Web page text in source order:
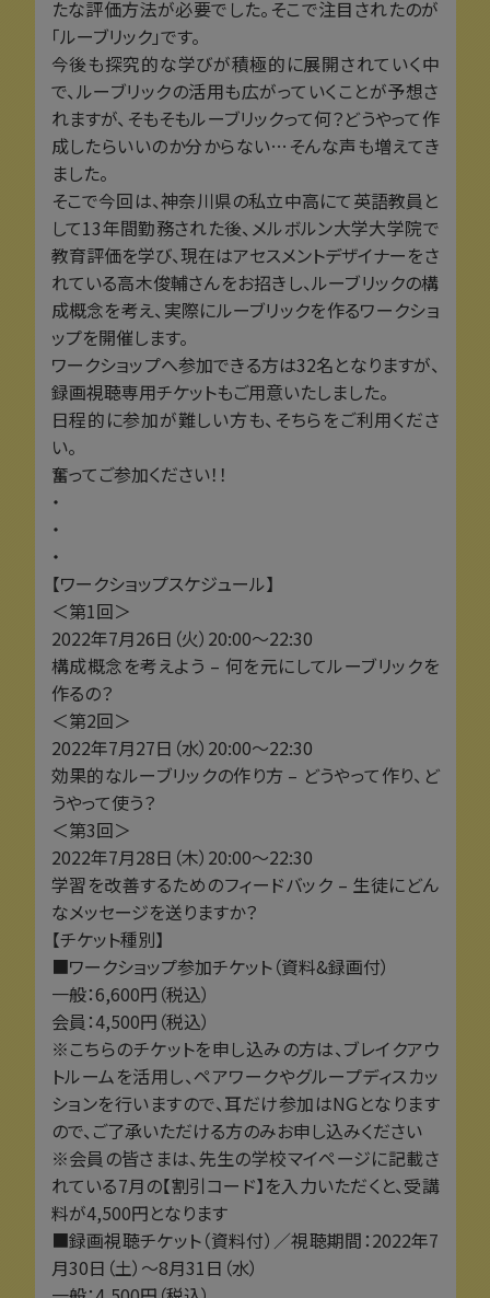
たな評価方法が必要でした。そこで注目されたのが
「ルーブリック」です。
今後も探究的な学びが積極的に展開されていく中
で、ルーブリックの活用も広がっていくことが予想さ
れますが、そもそもルーブリックって何？どうやって作
成したらいいのか分からない…そんな声も増えてき
ました。
そこで今回は、神奈川県の私立中高にて英語教員と
して13年間勤務された後、メルボルン大学大学院で
教育評価を学び、現在はアセスメントデザイナーをさ
れている高木俊輔さんをお招きし、ルーブリックの構
成概念を考え、実際にルーブリックを作るワークショ
ップを開催します。
ワークショップへ参加できる方は32名となりますが、
録画視聴専用チケットもご用意いたしました。
日程的に参加が難しい方も、そちらをご利用くださ
い。
奮ってご参加ください！！
・
・
・
【ワークショップスケジュール】
＜第1回＞
2022年7月26日（火）20:00～22:30
構成概念を考えよう – 何を元にしてルーブリックを
作るの？
＜第2回＞
2022年7月27日（水）20:00～22:30
効果的なルーブリックの作り方 – どうやって作り、ど
うやって使う？
＜第3回＞
2022年7月28日（木）20:00～22:30
学習を改善するためのフィードバック – 生徒にどん
なメッセージを送りますか？
【チケット種別】
■ワークショップ参加チケット（資料&録画付）
一般：6,600円（税込）
会員：4,500円（税込）
※こちらのチケットを申し込みの方は、ブレイクアウ
トルームを活用し、ペアワークやグループディスカッ
ションを行いますので、耳だけ参加はNGとなります
ので、ご了承いただける方のみお申し込みください
※会員の皆さまは、先生の学校マイページに記載さ
れている7月の【割引コード】を入力いただくと、受講
料が4,500円となります
■録画視聴チケット（資料付）／視聴期間：2022年7
月30日（土）～8月31日（水）